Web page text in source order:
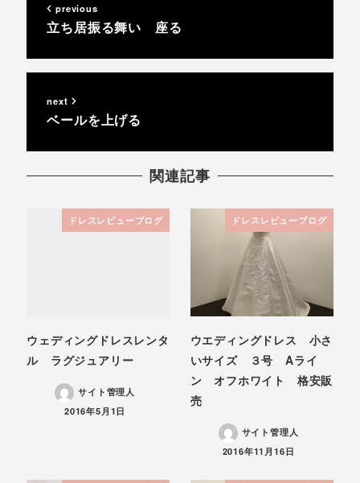
previous
立ち居振る舞い 座る
next
ベールを上げる
関連記事
ドレスレビューブログ
ウェディングドレスレンタ
ル ラグジュアリー
サイト管理人
投稿日
2016年5月1日
ドレスレビューブログ
ウエディングドレス 小さ
いサイズ ３号 Aライ
ン オフホワイト 格安販
売
サイト管理人
投稿日
2016年11月16日